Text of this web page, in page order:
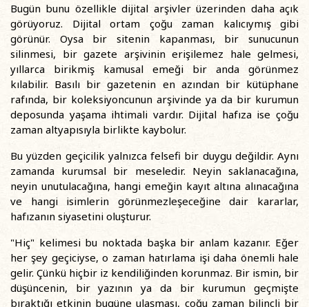
Bugün bunu özellikle dijital arşivler üzerinden daha açık
görüyoruz. Dijital ortam çoğu zaman kalıcıymış gibi
görünür. Oysa bir sitenin kapanması, bir sunucunun
silinmesi, bir gazete arşivinin erişilemez hale gelmesi,
yıllarca birikmiş kamusal emeği bir anda görünmez
kılabilir. Basılı bir gazetenin en azından bir kütüphane
rafında, bir koleksiyoncunun arşivinde ya da bir kurumun
deposunda yaşama ihtimali vardır. Dijital hafıza ise çoğu
zaman altyapısıyla birlikte kaybolur.
Bu yüzden geçicilik yalnızca felsefi bir duygu değildir. Aynı
zamanda kurumsal bir meseledir. Neyin saklanacağına,
neyin unutulacağına, hangi emeğin kayıt altına alınacağına
ve hangi isimlerin görünmezleşeceğine dair kararlar,
hafızanın siyasetini oluşturur.
"Hiç" kelimesi bu noktada başka bir anlam kazanır. Eğer
her şey geçiciyse, o zaman hatırlama işi daha önemli hale
gelir. Çünkü hiçbir iz kendiliğinden korunmaz. Bir ismin, bir
düşüncenin, bir yazının ya da bir kurumun geçmişte
bıraktığı etkinin bugüne ulaşması, çoğu zaman bilinçli bir